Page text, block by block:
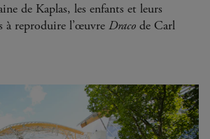
de Kaplas, les enfants et leurs
à reproduire l’œuvre Draco de Carl